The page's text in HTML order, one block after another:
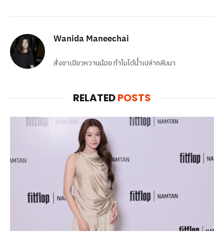
Wanida Maneechai
สั่งชาเขียวหวานน้อย ทำไมได้น้ำเปล่ากลับมา
RELATEDPOSTS